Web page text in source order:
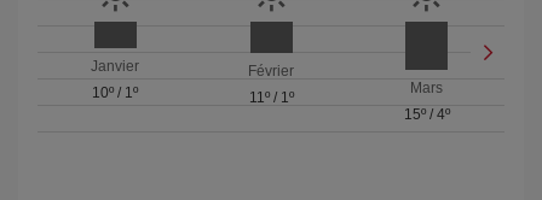
Janvier
10º / 1º
Février
11º/ 1º
Mars
15º/ 4º